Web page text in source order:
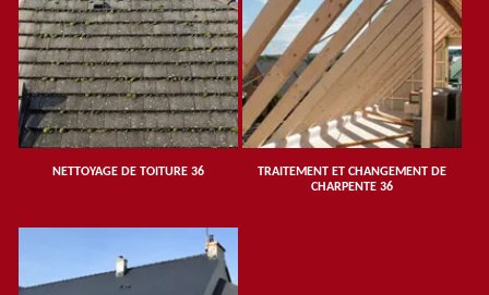
NETTOYAGE DE TOITURE 36
TRAITEMENT ET CHANGEMENT DE
CHARPENTE 36